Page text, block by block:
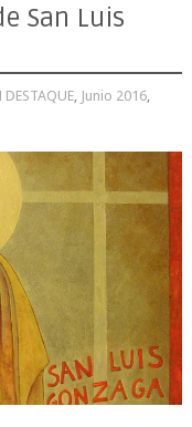
San Luis
DESTAQUE, Junio 2016,